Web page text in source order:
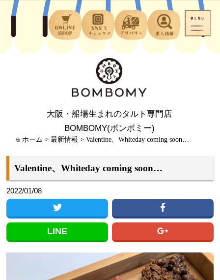
大阪・船場生まれのタルト専門店
BOMBOMY(ボンボミー)
ホーム > 最新情報 > Valentine、Whiteday coming soon…
Valentine、Whiteday coming soon…
2022/01/08
LINE